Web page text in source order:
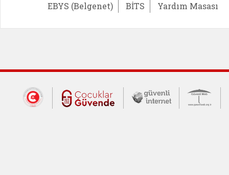
EBYS (Belgenet)
BİTS Yardım Masası
Dış Bağlantılar
Cumhurbaşkanlığı İletişim Merkezi
Çocuklar Güvende (yeni
Güvenli